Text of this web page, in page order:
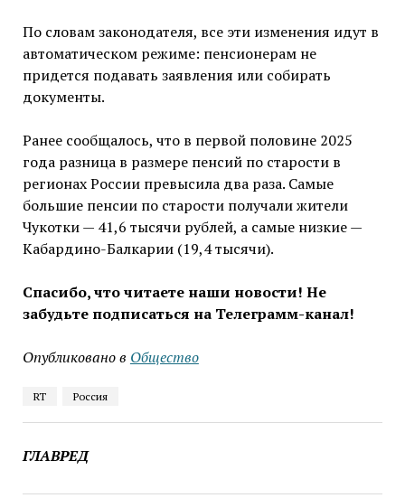
По словам законодателя, все эти изменения идут в
автоматическом режиме: пенсионерам не
придется подавать заявления или собирать
документы.
Ранее сообщалось, что в первой половине 2025
года разница в размере пенсий по старости в
регионах России превысила два раза. Самые
большие пенсии по старости получали жители
Чукотки — 41,6 тысячи рублей, а самые низкие —
Кабардино-Балкарии (19,4 тысячи).
Спасибо, что читаете наши новости! Не
забудьте подписаться на Телеграмм-канал!
Опубликовано в Общество
RT Россия
ГЛАВРЕД